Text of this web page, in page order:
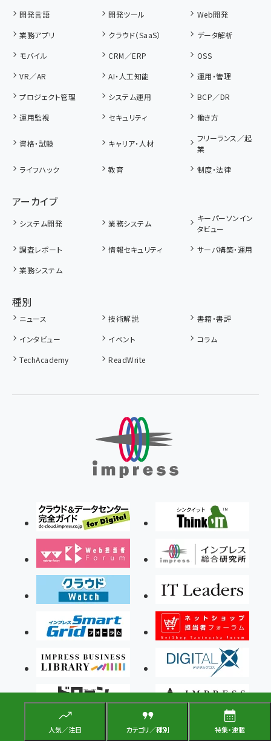
人気／注目 カテゴリ／種別 特集・連載
開発言語
開発ツール
Web開発
業務アプリ
クラウド（SaaS）
データ解析
モバイル
CRM／ERP
OSS
VR／AR
AI・人工知能
運用・管理
プロジェクト管理
システム運用
BCP／DR
運用監視
セキュリティ 働き方
資格・試験 キャリア・人材
フリーランス／起
業
ライフハック
教育 制度・法律
アーカイブ
システム開発 業務システム
キーパーソンイン
タビュー
調査レポート
情報セキュリティ
サーバ構築・運用
業務システム
種別
ニュース 技術解説
書籍・書評
インタビュー
イベント
コラム
TechAcademy
ReadWrite